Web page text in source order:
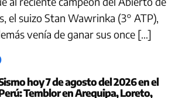
el suizo Stan Wawrinka (3° ATP),
venía de ganar sus once […]
hoy 7 de agosto del 2026 en el
Temblor en Arequipa, Loreto,